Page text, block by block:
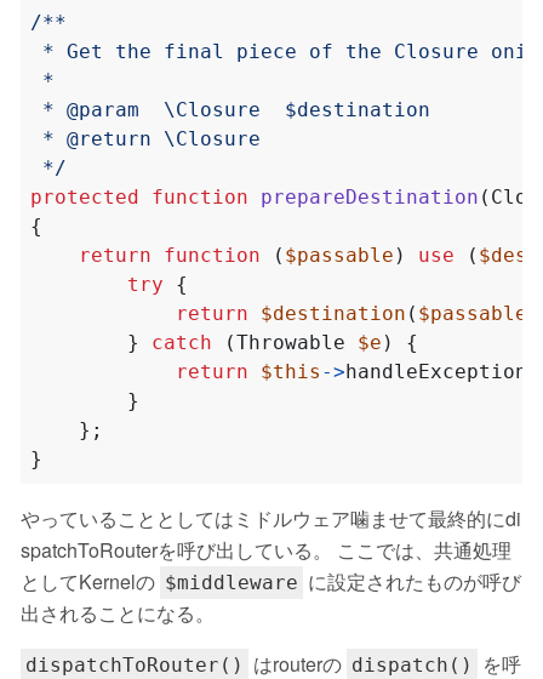
*/
protected
function prepareDestination (
{
return
function ( $passable ) use (
try
{
return
$destination ( $passable
}
catch (Throwable $e )
{
return
$this ->handleException
}
};
}
やっていることとしてはミドルウェア噛ませて最終的にdi
spatchToRouterを呼び出している。 ここでは、共通処理
としてKernelの $middleware に設定されたものが呼び
出されることになる。
dispatchToRouter() はrouterの dispatch()
を呼